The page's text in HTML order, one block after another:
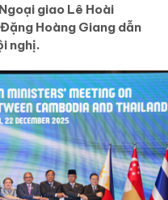
giao Lê Hoài
Hoàng Giang dẫn
nghị.